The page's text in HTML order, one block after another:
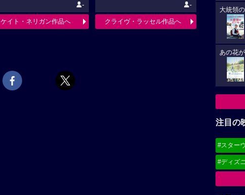
-
ケイト・ネリガン作品へ
-
クライヴ・ラッセル作品へ
大統領
あの花
注目の
#スター
#ディズ